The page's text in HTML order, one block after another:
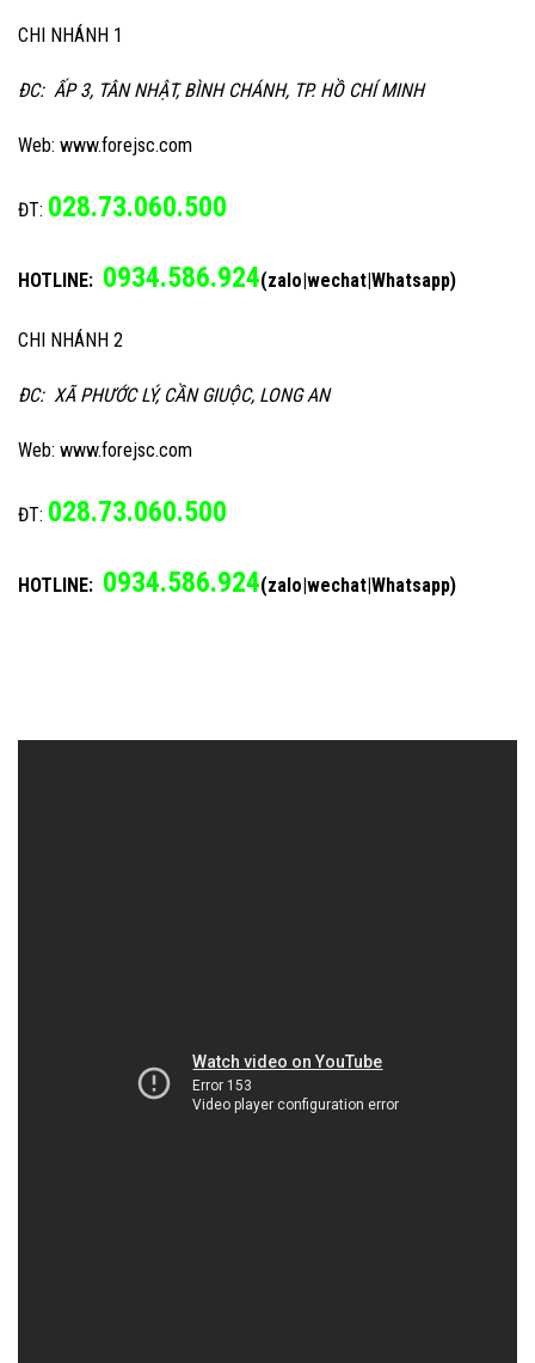
CHI NHÁNH 1
ĐC: ẤP 3, TÂN NHẬT, BÌNH CHÁNH, TP. HỒ CHÍ MINH
Web: www.forejsc.com
ĐT: 028.73.060.500
HOTLINE: 0934.586.924(zalo|wechat|Whatsapp)
CHI NHÁNH 2
ĐC: XÃ PHƯỚC LÝ, CẦN GIUỘC, LONG AN
Web: www.forejsc.com
ĐT: 028.73.060.500
HOTLINE: 0934.586.924(zalo|wechat|Whatsapp)